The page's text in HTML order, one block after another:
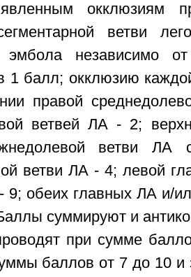
окклюзиям
ветви
эмбола независимо
1 балл; окклюзию
правой
ветвей ЛА - 2;
ветви
ветви ЛА - 4; левой
9; обеих главных ЛА и/
суммируют и
при сумме
баллов от 7 до 10 и